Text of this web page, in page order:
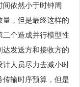
依然小于时钟周
，但是最终这样的
个造成并行模型性
发送方和接收方的
计人员尽力去减小时
输时序预算，但是